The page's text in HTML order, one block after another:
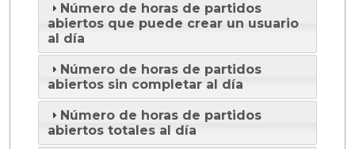
Número de horas de partidos
abiertos que puede crear un usuario
al día
Número de horas de partidos
abiertos sin completar al día
Número de horas de partidos
abiertos totales al día